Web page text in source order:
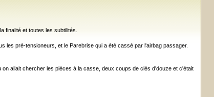
finalité et toutes les subtilités.
les pré-tensioneurs, et le Parebrise qui a été cassé par l'airbag passager.
allait chercher les pièces à la casse, deux coups de clés d'douze et c'était